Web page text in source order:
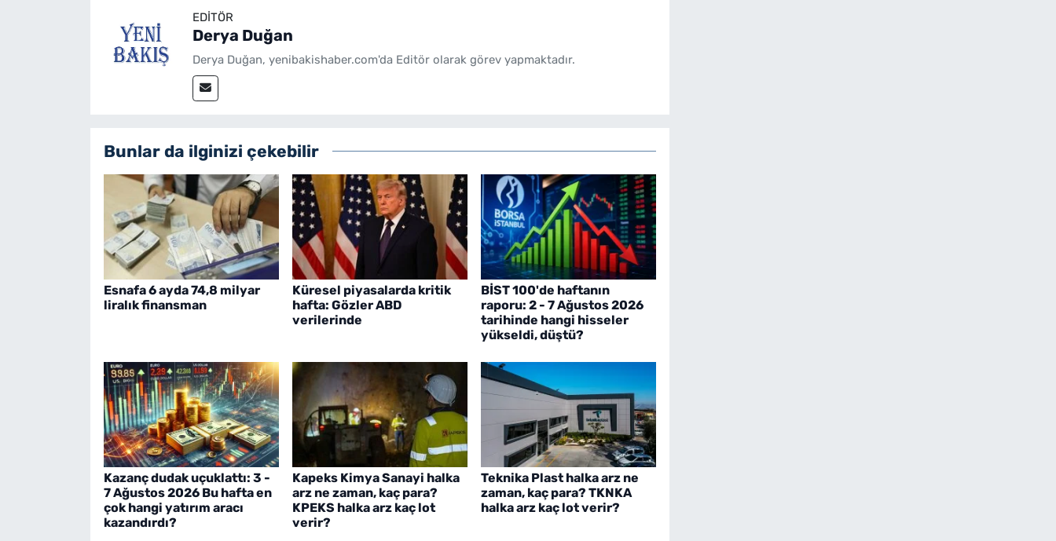
EDITÖR
Derya Duğan
Derya Duğan, yenibakishaber.com'da Editör olarak görev yapmaktadır.
Bunlar da ilginizi çekebilir
Esnafa 6 ayda 74,8 milyar
liralık finansman
Küresel piyasalarda kritik
hafta: Gözler ABD
verilerinde
BİST 100'de haftanın
raporu: 2 - 7 Ağustos 2026
tarihinde hangi hisseler
yükseldi, düştü?
Kazanç dudak uçuklattı: 3 -
7 Ağustos 2026 Bu hafta en
çok hangi yatırım aracı
kazandırdı?
Kapeks Kimya Sanayi halka
arz ne zaman, kaç para?
KPEKS halka arz kaç lot
verir?
Teknika Plast halka arz ne
zaman, kaç para? TKNKA
halka arz kaç lot verir?